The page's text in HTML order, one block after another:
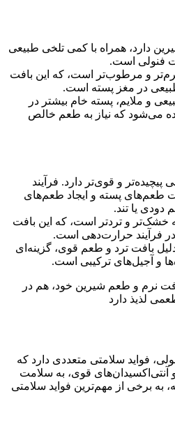
دارد، همراه با کمی تلخی طبیعی
فنولی است.
و مرطوب‌تر است، که این بافت
در مغز پسته است.
و ملایم، پسته خام بیشتر در
می‌شود که نیاز به طعم خالص
و قوی‌تر دارد. فرآیند
طعم‌های پسته و ایجاد طعم‌های
دودی یا تند.
خشک‌تر و تردتر است، که این بافت
فرآیند حرارت‌دهی است.
بافت ترد و طعم قوی، گزینه‌ای
و آجیل‌های ترکیبی است.
نرم و طعم شیرین خود، هم در
لذیذ دارد
فواید سلامتی متعددی دارد که
آنتی‌اکسیدان‌های قوی، به سلامت
به برخی از مهم‌ترین فواید سلامتی